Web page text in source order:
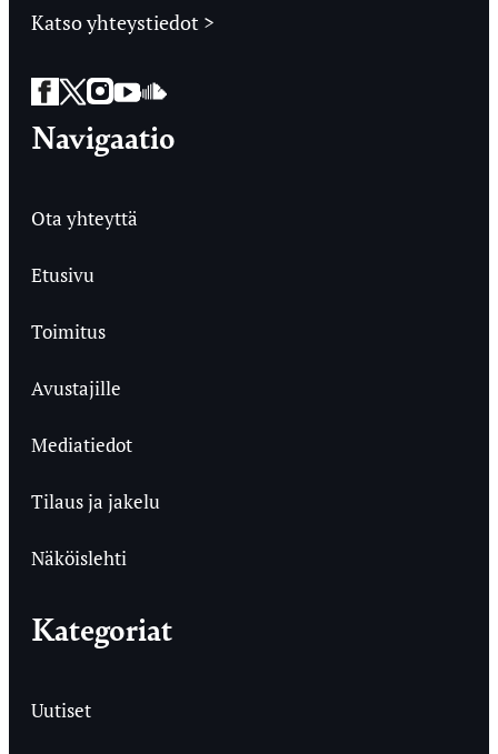
Katso yhteystiedot >
Facebook
Twitter
Instagram
YouTube
SoundCloud
Navigaatio
Ota yhteyttä
Etusivu
Toimitus
Avustajille
Mediatiedot
Tilaus ja jakelu
Näköislehti
Kategoriat
Uutiset